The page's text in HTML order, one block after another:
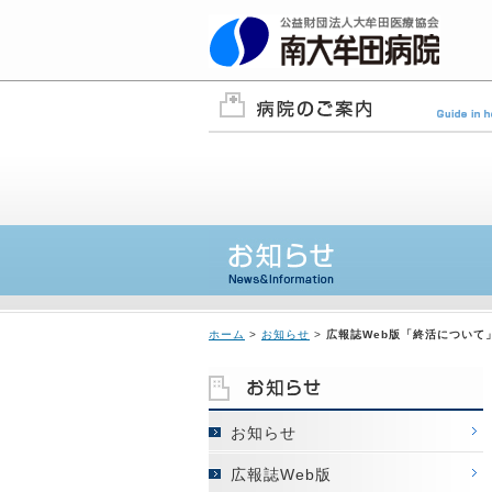
ホーム > お知らせ > 広報誌Web版「終活について
お知らせ
広報誌Web版